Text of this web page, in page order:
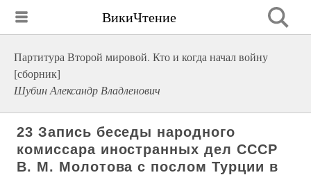
ВикиЧтение
Партитура Второй мировой. Кто и когда начал войну
[сборник]
Шубин Александр Владленович
23 Запись беседы народного
комиссара иностранных дел СССР
В. М. Молотова с послом Турции в